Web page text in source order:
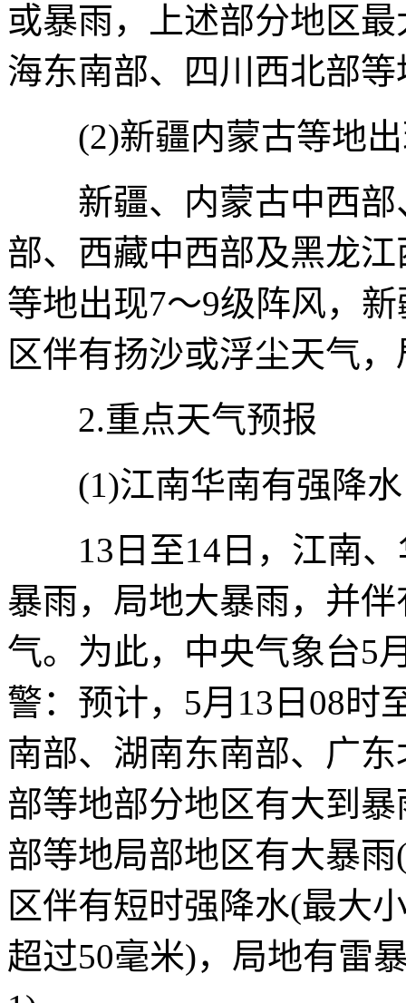
或暴雨，上述部分地区
海东南部、四川西北部
(2)新疆内蒙古等地出
新疆、内蒙古中西部
部、西藏中西部及黑龙
等地出现7～9级阵风，
区伴有扬沙或浮尘天气
2.重点天气预报
(1)江南华南有强降水
13日至14日，江南、
暴雨，局地大暴雨，并
气。为此，中央气象台5
警：预计，5月13日08时
南部、湖南东南部、广
部等地部分地区有大到
部等地局部地区有大暴
区伴有短时强降水(最大
超过50毫米)，局地有雷